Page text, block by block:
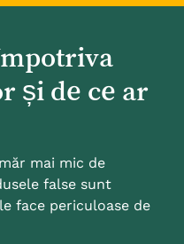
și de ce ar
mai mic de
false sunt
face periculoase de